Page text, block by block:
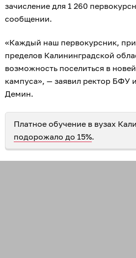
зачисление для 1 260
сообщении.
«Каждый наш первокурсник,
пределов Калининградской
возможность поселиться в
кампуса», — заявил ректор БФУ
Демин.
Платное обучение в вузах
подорожало до 15%.